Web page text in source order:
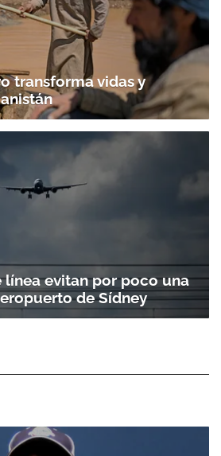
transforma vidas y
línea evitan por poco una
de Sídney